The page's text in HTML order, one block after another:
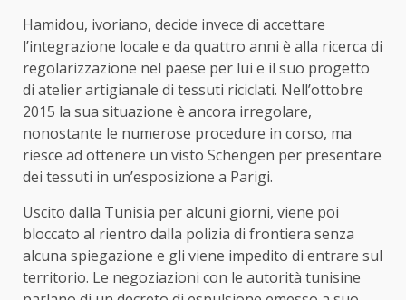
Hamidou, ivoriano, decide invece di accettare
l’integrazione locale e da quattro anni è alla ricerca di
regolarizzazione nel paese per lui e il suo progetto
di atelier artigianale di tessuti riciclati. Nell’ottobre
2015 la sua situazione è ancora irregolare,
nonostante le numerose procedure in corso, ma
riesce ad ottenere un visto Schengen per presentare
dei tessuti in un’esposizione a Parigi.
Uscito dalla Tunisia per alcuni giorni, viene poi
bloccato al rientro dalla polizia di frontiera senza
alcuna spiegazione e gli viene impedito di entrare sul
territorio. Le negoziazioni con le autorità tunisine